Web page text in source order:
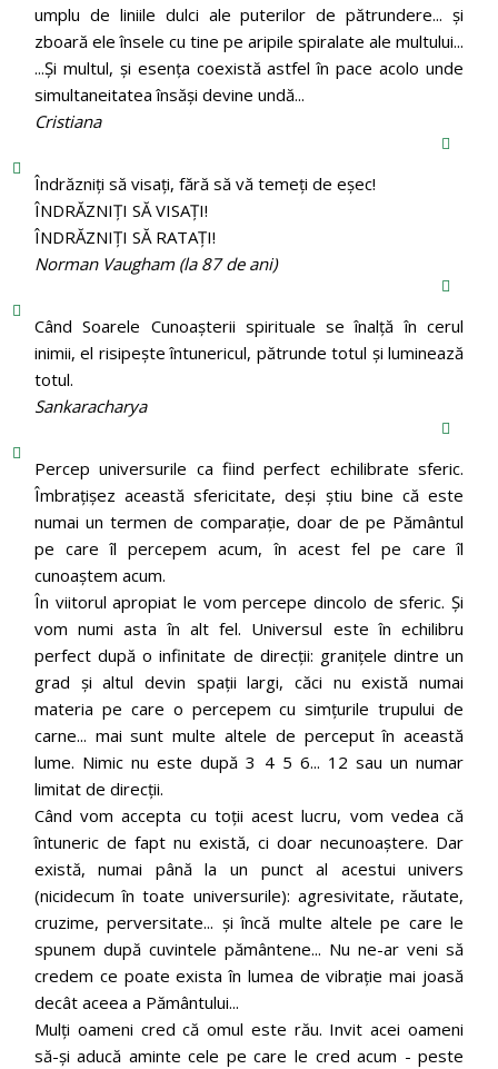
umplu de liniile dulci ale puterilor de pătrundere... și
zboară ele însele cu tine pe aripile spiralate ale multului...
...Și multul, și esența coexistă astfel în pace acolo unde
simultaneitatea însăși devine undă...
Cristiana
Îndrăzniţi să visaţi, fără să vă temeţi de eşec!
ÎNDRĂZNIȚI SĂ VISAȚI!
ÎNDRĂZNIȚI SĂ RATAȚI!
Norman Vaugham (la 87 de ani)
Când Soarele Cunoaşterii spirituale se înalţă în cerul
inimii, el risipeşte întunericul, pătrunde totul şi luminează
totul.
Sankaracharya
Percep universurile ca fiind perfect echilibrate sferic.
Îmbrațișez această sfericitate, deși știu bine că este
numai un termen de comparație, doar de pe Pământul
pe care îl percepem acum, în acest fel pe care îl
cunoaștem acum.
În viitorul apropiat le vom percepe dincolo de sferic. Și
vom numi asta în alt fel. Universul este în echilibru
perfect după o infinitate de direcții: granițele dintre un
grad și altul devin spații largi, căci nu există numai
materia pe care o percepem cu simțurile trupului de
carne... mai sunt multe altele de perceput în această
lume. Nimic nu este după 3 4 5 6... 12 sau un numar
limitat de direcții.
Când vom accepta cu toții acest lucru, vom vedea că
întuneric de fapt nu există, ci doar necunoaștere. Dar
există, numai până la un punct al acestui univers
(nicidecum în toate universurile): agresivitate, răutate,
cruzime, perversitate... și încă multe altele pe care le
spunem după cuvintele pământene... Nu ne-ar veni să
credem ce poate exista în lumea de vibrație mai joasă
decât aceea a Pământului...
Mulți oameni cred că omul este rău. Invit acei oameni
să-și aducă aminte cele pe care le cred acum - peste